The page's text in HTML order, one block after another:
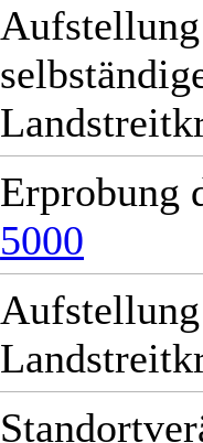
Erprobung
5000